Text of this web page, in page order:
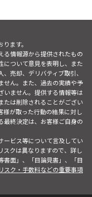
ます。
る情報源から提供されたもの
について意見を表明し、また
売却、デリバティブ取引、
せん。また、過去の実績や予
いません。提供する情報等は
たは削除されることがござい
様が取った行動の結果に対し
最終決定は、お客様ご自身の
ービス等について言及してい
スクは異なりますので、詳し
書面」、「目論見書」、「目
リスク・手数料などの重要事項